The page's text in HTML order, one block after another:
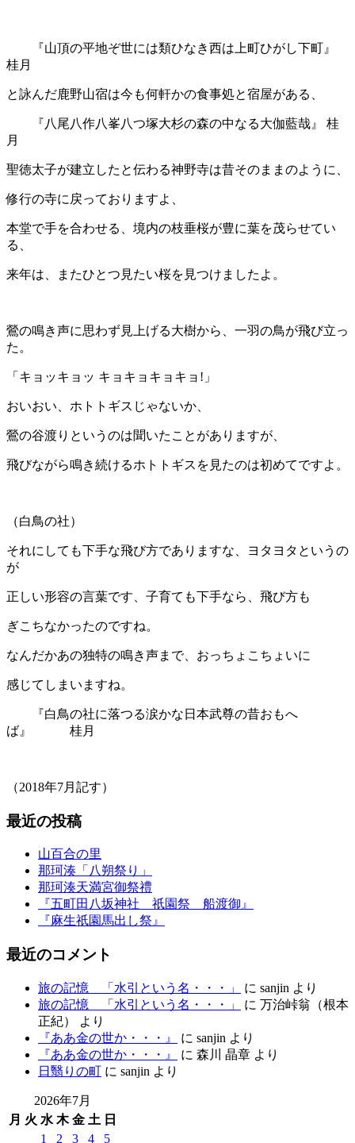
『山頂の平地ぞ世には類ひなき西は上町ひがし下町』
桂月
と詠んだ鹿野山宿は今も何軒かの食事処と宿屋がある、
『八尾八作八峯八つ塚大杉の森の中なる大伽藍哉』 桂
月
聖徳太子が建立したと伝わる神野寺は昔そのままのように、
修行の寺に戻っておりますよ、
本堂で手を合わせる、境内の枝垂桜が豊に葉を茂らせてい
る、
来年は、またひとつ見たい桜を見つけましたよ。
鶯の鳴き声に思わず見上げる大樹から、一羽の鳥が飛び立っ
た。
「キョッキョッ キョキョキョキョ!」
おいおい、ホトトギスじゃないか、
鶯の谷渡りというのは聞いたことがありますが、
飛びながら鳴き続けるホトトギスを見たのは初めてですよ。
（白鳥の社）
それにしても下手な飛び方でありますな、ヨタヨタというの
が
正しい形容の言葉です、子育ても下手なら、飛び方も
ぎこちなかったのですね。
なんだかあの独特の鳴き声まで、おっちょこちょいに
感じてしまいますね。
『白鳥の社に落つる涙かな日本武尊の昔おもへ
ば』 桂月
（2018年7月記す）
最近の投稿
山百合の里
那珂湊「八朔祭り」
那珂湊天満宮御祭禮
『五町田八坂神社 祇園祭 船渡御』
『麻生祇園馬出し祭』
最近のコメント
旅の記憶 「水引という名・・・」 に sanjin より
旅の記憶 「水引という名・・・」
に 万治峠翁（根本
正紀）
より
『ああ金の世か・・・』
に sanjin より
『ああ金の世か・・・』
に 森川 晶章 より
日翳りの町 に sanjin より
2026年7月
月 火 水 木 金 土 日
1
2 3 4 5